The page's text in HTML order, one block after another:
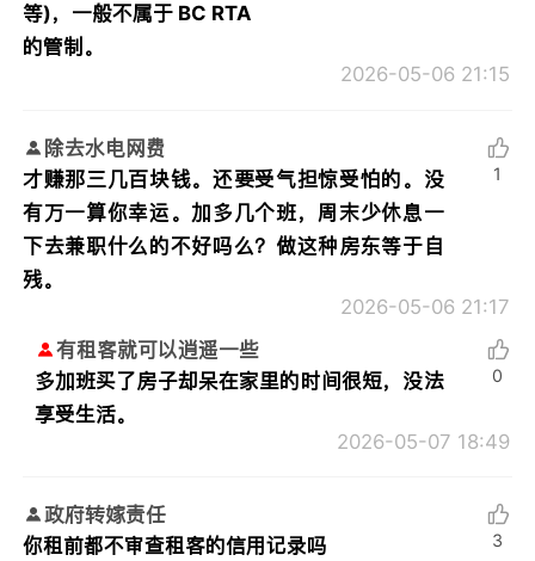
等)，一般不属于 BC RTA
的管制。
2026-05-06 21:15
除去水电网费
才赚那三几百块钱。还要受气担惊受怕的。没
有万一算你幸运。加多几个班，周末少休息一
下去兼职什么的不好吗么？做这种房东等于自
残。
2026-05-06 21:17
1
有租客就可以逍遥一些
多加班买了房子却呆在家里的时间很短，没法
享受生活。
2026-05-07 18:49
0
政府转嫁责任
你租前都不审查租客的信用记录吗
3